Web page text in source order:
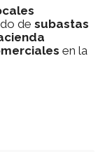
de subastas
en la